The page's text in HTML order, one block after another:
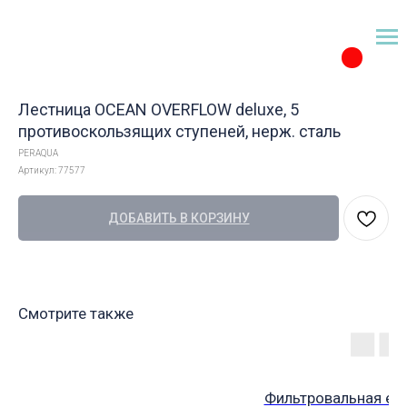
Лестница OCEAN OVERFLOW deluxe, 5
противоскользящих ступеней, нерж. сталь
PERAQUA
Артикул:77577
ДОБАВИТЬ В КОРЗИНУ
Смотрите также
Фильтровальная